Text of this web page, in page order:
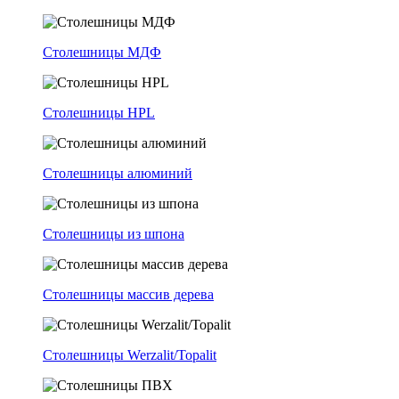
Столешницы МДФ
Столешницы HPL
Столешницы алюминий
Столешницы из шпона
Столешницы массив дерева
Столешницы Werzalit/Topalit